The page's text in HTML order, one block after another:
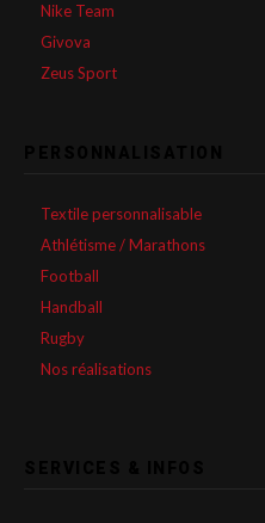
Nike Team
Givova
Zeus Sport
Textile personnalisable
Athlétisme / Marathons
Football
Handball
Rugby
Nos réalisations